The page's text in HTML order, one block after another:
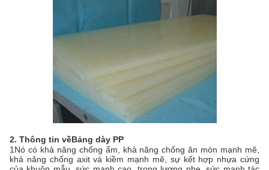
2. Thông tin vềBảng dày PP
1Nó có khả năng chống ẩm, khả năng chống ăn mòn mạnh mẽ,
khả năng chống axit và kiềm mạnh mẽ, sự kết hợp nhựa cứng